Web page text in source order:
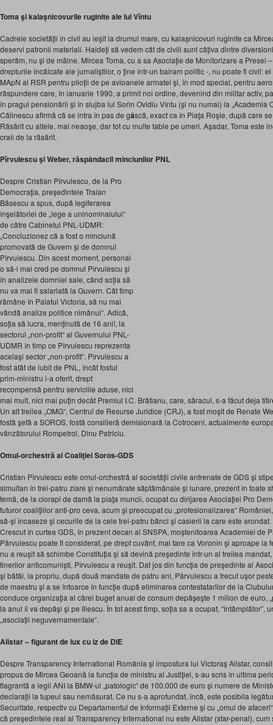
Toma şi kalaşnicovurile ruginite ale lui Vîntu
Cadrele societăţii în civil au ieşit la drumul mare, cu kalaşnicovuri ruginite ca
deservi patronii materiali. Haideţi să vedem cât de civili sunt câţiva dintre
sperăm, nu şi de mâine. Mircea Toma, cu a sa Asociaţie de Monitorizare a Presei
drepturile încălcate ale jurnaliştilor, o ţine într-un bairam politic -, nu poate fi civil:
MApN al RSR pentru piloţii de pe avioanele armatei şi, în mod special, pentru
răspundere care, în ianuarie 1990, a primit noi ordine, devenind din militar activ,
în pragul pensionării şi în slujba lui Sorin Ovidiu Vîntu (şi nu numai) la „Academia
Călinescu afirmă că se intra în pas de gâscă, exact ca în Piaţa Roşie, după care
Răsărit cu altele, mai neaoşe, dar tot cu multe table pe umeri. Aşadar, Toma este
craii de la răsărit.
Pîrvulescu şi Weber, răspândacii minciunilor PNL
Despre Cristian Pîrvulescu, de la Pro
Democraţia, preşedintele Traian
Băsescu a spus, după legiferarea
înşelătoriei de „lege a uninominalului“
de către Cabinetul PNL-UDMR:
„Concluzionez că a fost o minciună
promovată de Guvern şi de domnul
Pîrvulescu. Din acest moment, personal
o să-l mai cred pe domnul Pîrvulescu şi
în analizele domniei sale, când soţia să
nu va mai fi salariată la Guvern. Cât timp
rămâne în Palatul Victoria, să nu mai
vândă analize politice nimănui“. Adică,
soţia să lucra, menţinută de 16 ani!, la
sectorul „non-profit“ al Guvernului PNL-
UDMR în timp ce Pîrvulescu reprezenta
acelaşi sector „non-profit“. Pîrvulescu a
fost atât de iubit de PNL, încât fostul
prim-ministru i-a oferit, drept
recompensă pentru serviciile aduse, nici
mai mult, nici mai puţin decåt Premiul I.C. Brătianu, care, săracul, s-a făcut deja
Un alt treilea „OMG“, Centrul de Resurse Juridice (CRJ), a fost moşit de Renate
fostă şefă a SOROS, fostă consilieră demisionară la Cotroceni, actualmente
vânzătorului Rompetrol, Dinu Patriciu.
Omul-orchestră al Coaliţiei Soros-GDS
Cristian Pîrvulescu este omul-orchestră al societăţii civile antrenate de GDS şi
simultan în trei-patru ziare şi nenumărate săptămânale şi lunare, prezent în toate
temă, de la ciorapi de damă la piaţa muncii, ocupat cu dirijarea Asociaţiei Pro
tuturor coaliţiilor anti-pro ceva, acum şi preocupat cu „profesionalizarea“
să-şi încaseze şi cecurile de la cele trei-patru bănci şi casierii la care este arondat.
Crescut în curtea GDS, în prezent decan al SNSPA, moştenitoarea Academiei de
Pårvulescu poate fi considerat, pe drept cuvânt, mai tare ca Voronin şi aproape la
nu a reuşit să schimbe Constituţia şi să devină preşedinte într-un al treilea
tinerilor anticomunişti, Pîrvulescu a reuşit. Dat jos din funcţia de preşedinte al
şi bătăi, la propriu, după două mandate de patru ani, Pårvulescu a trecut uşor
de maestru şi a se întoarce în funcţie după eliminarea contestatarilor de la
conduce organizaţia al cărei buget anual de consum depăşeşte 1 milion de euro,
la anul îl va depăşi şi pe Iliescu. În tot acest timp, soţia sa a ocupat, “întâmplător”,
„asociaţii neguvernamentale“.
Alistar – figurant de lux cu iz de DIE
Despre Transparency International România şi impostura lui Victoraş Alistar,
propus de Mircea Geoană la funcţia de ministru al Justiţiei, s-au scris în ultima
flagrantă a legii ANI la BMW-ul „patologic“ de 100.000 de euro şi numere de
declaraţii la tupeul sau nemăsurat. Ce nu s-a aprofundat, încă, este posibila
Securitate, respectiv cu Departamentul de Informaţii Externe şi cu „omul de
că preşedintele real al Transparency International nu este Alistar (star-penal),